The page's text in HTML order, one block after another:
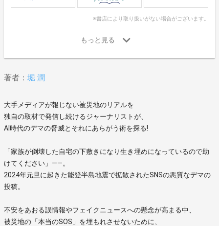
※書店により取り扱いがない場合がございます。
著者： 堀 潤
大手メディアが報じない被災地のリアルを
独自の取材で発信し続けるジャーナリストが、
AI時代のデマの脅威とそれにあらがう術を探る!
「家族が倒壊した自宅の下敷きになり生き埋めになっているので助
けてください」――。
2024年元旦に起きた能登半島地震で拡散されたSNSの悪質なデマの
投稿。
不安をあおる誤情報やフェイクニュースへの懸念が高まる中、
被災地の「本当のSOS」を埋もれさせないために、